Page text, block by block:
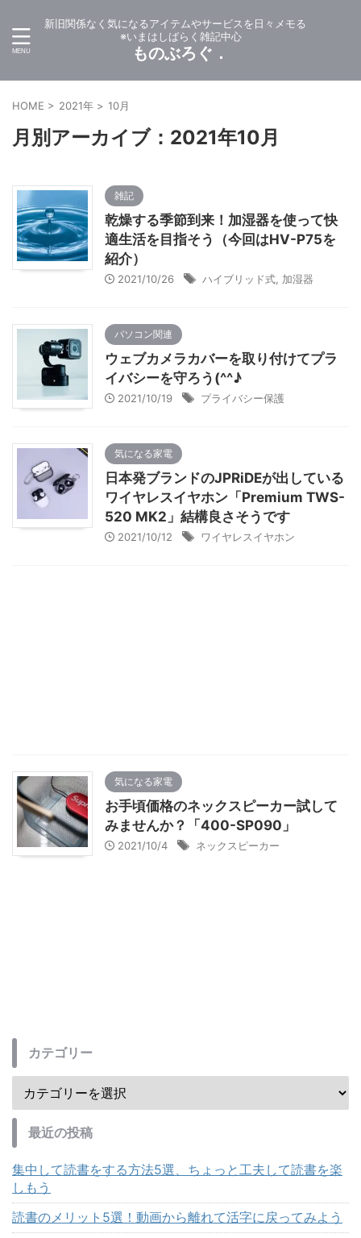
新旧関係なく気になるアイテムやサービスを日々メモる
※いまはしばらく雑記中心
ものぶろぐ．
HOME > 2021年 > 10月
月別アーカイブ：2021年10月
雑記
乾燥する季節到来！加湿器を使って快
適生活を目指そう（今回はHV-P75を
紹介）
2021/10/26 ハイブリッド式 加湿器
パソコン関連
ウェブカメラカバーを取り付けてプラ
イバシーを守ろう(^^♪
2021/10/19 プライバシー保護
気になる家電
日本発ブランドのJPRiDEが出している
ワイヤレスイヤホン「Premium TWS-
520 MK2」結構良さそうです
2021/10/12 ワイヤレスイヤホン
気になる家電
お手頃価格のネックスピーカー試して
みませんか？「400-SP090」
2021/10/4 ネックスピーカー
カテゴリー
最近の投稿
集中して読書をする方法5選、ちょっと工夫して読書を楽
しもう
読書のメリット5選！動画から離れて活字に戻ってみよう